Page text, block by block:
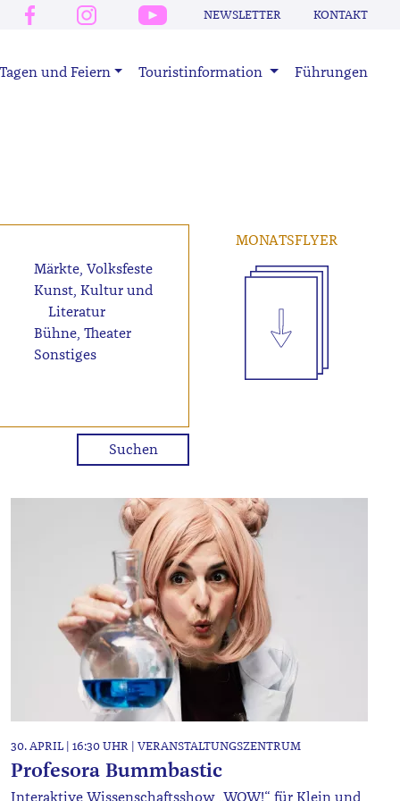
NEWSLETTER KONTAKT
und Feiern Touristinformation Führungen
Märkte, Volksfeste
Kunst, Kultur und
Literatur
Bühne, Theater
Sonstiges
MONATSFLYER
30. APRIL | 16:30 UHR | VERANSTALTUNGSZENTRUM
Profesora Bummbastic